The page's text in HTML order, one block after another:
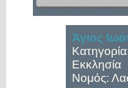
Άγιος
Εκκλησία
Νομός: